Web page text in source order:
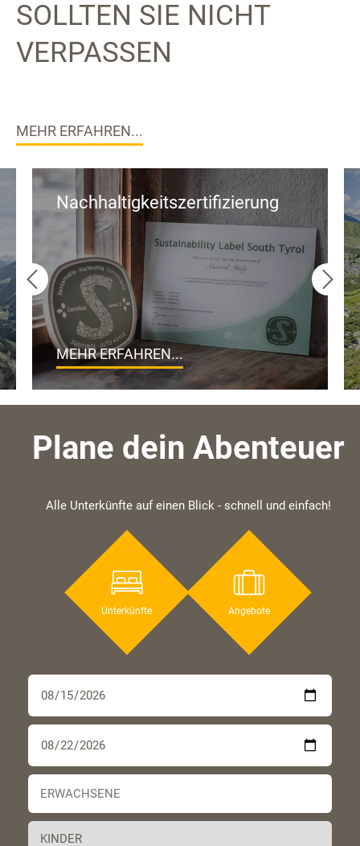
SOLLTEN SIE NICHT
VERPASSEN
MEHR ERFAHREN...
Nachhaltigkeitszertifizierung
MEHR ERFAHREN...
Plane dein Abenteuer
Alle Unterkünfte auf einen Blick - schnell und einfach!
Unterkünfte Angebote